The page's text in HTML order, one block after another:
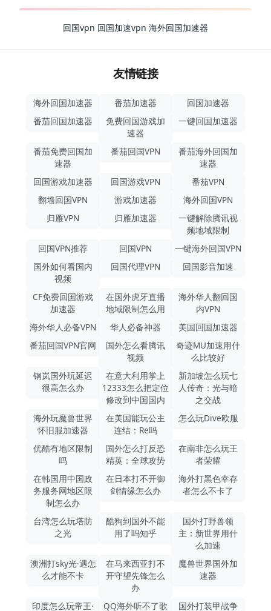
回国vpn 回国加速vpn 海外回国加速器
友情链接
海外回国加速器 番茄加速器
回国加速器
番茄回国加速器
免费回国游戏加
速器
一键回国加速器
番茄免费回国加
速器
番茄回国VPN
番茄海外回国加
速器
回国游戏加速器
回国游戏VPN
番茄VPN
翻墙回国VPN
游戏加速器
海外回国VPN
归雁VPN
归雁加速器
一键解除腾讯视
频地域限制
回国VPN推荐
回国VPN
一键海外回国VPN
国外如何看国内
视频
回国代理VPN 回国影音加速
CF免费回国游戏
加速器
在国外虎牙直播
地域限制怎么用
海外华人翻回国
内VPN
海外华人必备VPN
华人必备神器
美国回国加速器
番茄回国VPN官网
国外怎么看腾讯
视频
奇迹MU加速用什
么比较好
钢岚国外玩延迟
很高怎么办
在意大利用掌上
12333怎么把定位
修改到中国国内
新加坡怎么玩七
人传奇：光与暗
之交战
海外玩魔兽世界
怀旧服加速器
在美国能玩公主
连结：Re吗
怎么玩Dive欧服
优酷有地区限制
吗
国外怎么打反恐
精英：全球攻势
在南非怎么玩王
者荣耀
在韩国用中国政
务服务网地区限
制怎么办
在日本打不开御
剑情缘怎么办
海外打黑色幸存
者怎么不卡了
台湾怎么玩塔防
之光
酷狗到国外不能
用了吗知乎
国外打野兽领
主：新世界用什
么加速
澳洲打sky光·遇怎
么才能不卡
在马来西亚打不
开守望先锋怎么
办
魔兽世界国外加
速器
印度怎么玩帝王· QQ海外听不了歌 国外打装甲战争